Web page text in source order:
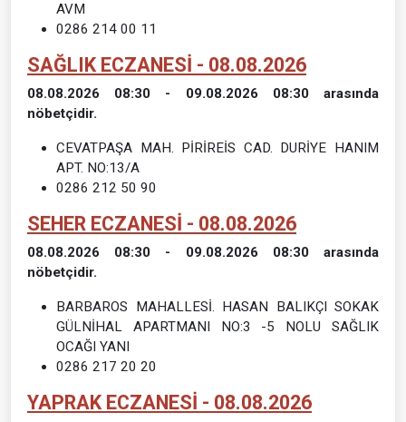
AVM
0286 214 00 11
SAĞLIK ECZANESİ - 08.08.2026
08.08.2026 08:30 - 09.08.2026 08:30 arasında
nöbetçidir.
CEVATPAŞA MAH. PİRİREİS CAD. DURİYE HANIM
APT. NO:13/A
0286 212 50 90
SEHER ECZANESİ - 08.08.2026
08.08.2026 08:30 - 09.08.2026 08:30 arasında
nöbetçidir.
BARBAROS MAHALLESİ. HASAN BALIKÇI SOKAK
GÜLNİHAL APARTMANI NO:3 -5 NOLU SAĞLIK
OCAĞI YANI
0286 217 20 20
YAPRAK ECZANESİ - 08.08.2026